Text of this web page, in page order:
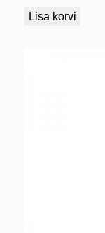
Lisa korvi